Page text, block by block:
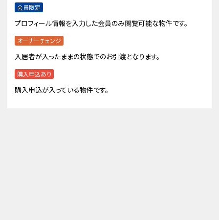
会員限定
プロフィール情報を入力した会員のみ閲覧可能な物件です。
オーナーチェンジ
入居者が入ったままの状態でのお引渡となります。
購入申込あり
購入申込が入っている物件です。